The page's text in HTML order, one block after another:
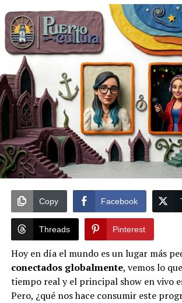
La caminata zombie de Guayaquil toma
nuevamente
TE PUEDE INTERESAR
El origen de La Taberna del Rol
Copy Facebook
Threads Pinterest
Hoy en día el mundo es un lugar más
conectados globalmente, vemos lo
tiempo real y el principal show en vivo
Pero, ¿qué nos hace consumir este